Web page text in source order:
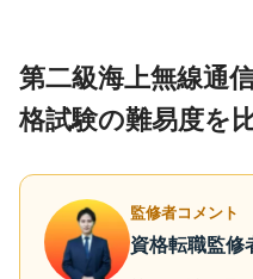
第二級海上無線通
格試験の難易度を
監修者コメント
資格転職監修